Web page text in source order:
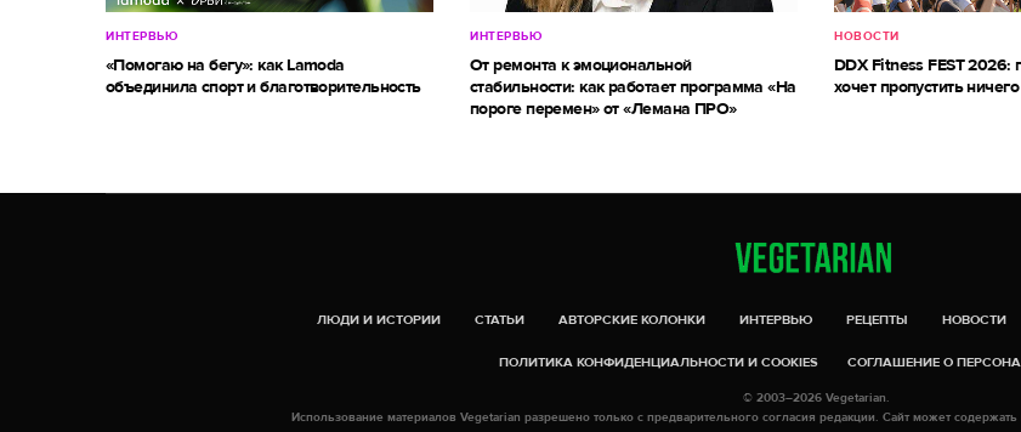
ИНТЕРВЬЮ
«Помогаю на бегу»: как Lamoda
объединила спорт и благотворительность
ИНТЕРВЬЮ
От ремонта к эмоциональной
стабильности: как работает программа «На
пороге перемен» от «Лемана ПРО»
НОВОСТИ
DDX Fitness FEST 2026:
хочет пропустить ничего
ЛЮДИ И ИСТОРИИ СТАТЬИ АВТОРСКИЕ КОЛОНКИ ИНТЕРВЬЮ РЕЦЕПТЫ НОВОСТИ
ПОЛИТИКА КОНФИДЕНЦИАЛЬНОСТИ И COOKIES СОГЛАШЕНИЕ О
© 2003–2026 Vegetarian.
Использование материалов Vegetarian разрешено только с предварительного согласия редакции. Сайт может